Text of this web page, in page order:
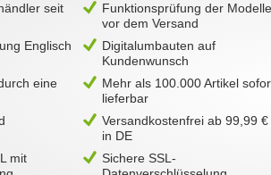
seit
Funktionsprüfung der Modelle
vor dem Versand
Englisch
Digitalumbauten auf
Kundenwunsch
eine
Mehr als 100.000 Artikel
lieferbar
Versandkostenfrei ab 99,99 €
in DE
mit
Sichere SSL-